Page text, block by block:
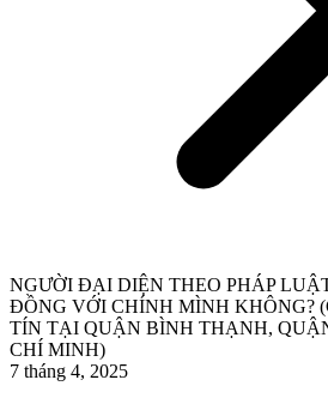
NGƯỜI ĐẠI DIỆN THEO PHÁP
ĐỒNG VỚI CHÍNH MÌNH KHÔNG?
TÍN TẠI QUẬN BÌNH THẠNH,
CHÍ MINH)
7 tháng 4, 2025